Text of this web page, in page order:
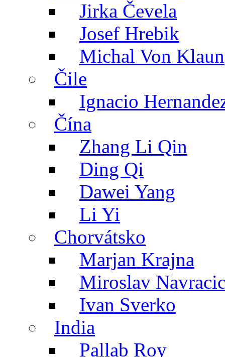
Jirka Čevela
Josef Hrebik
Michal Von Klaun
Čile
Ignacio
Čína
Zhang Li Qin
Ding Qi
Dawei Yang
Li Yi
Chorvátsko
Marjan Krajna
Miroslav
Ivan Sverko
India
Pallab Roy